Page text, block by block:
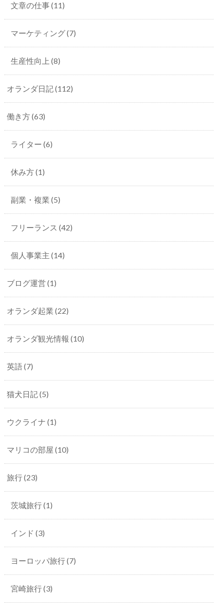
文章の仕事(11)
マーケティング(7)
生産性向上 (8)
オランダ日記(112)
働き方(63)
ライター (6)
休み方(1)
副業・複業 (5)
フリーランス (42)
個人事業主 (14)
ブログ運営 (1)
オランダ起業 (22)
オランダ観光情報 (10)
英語(7)
猫犬日記(5)
ウクライナ (1)
マリコの部屋 (10)
旅行(23)
茨城旅行(1)
インド (3)
ヨーロッパ旅行(7)
宮崎旅行(3)